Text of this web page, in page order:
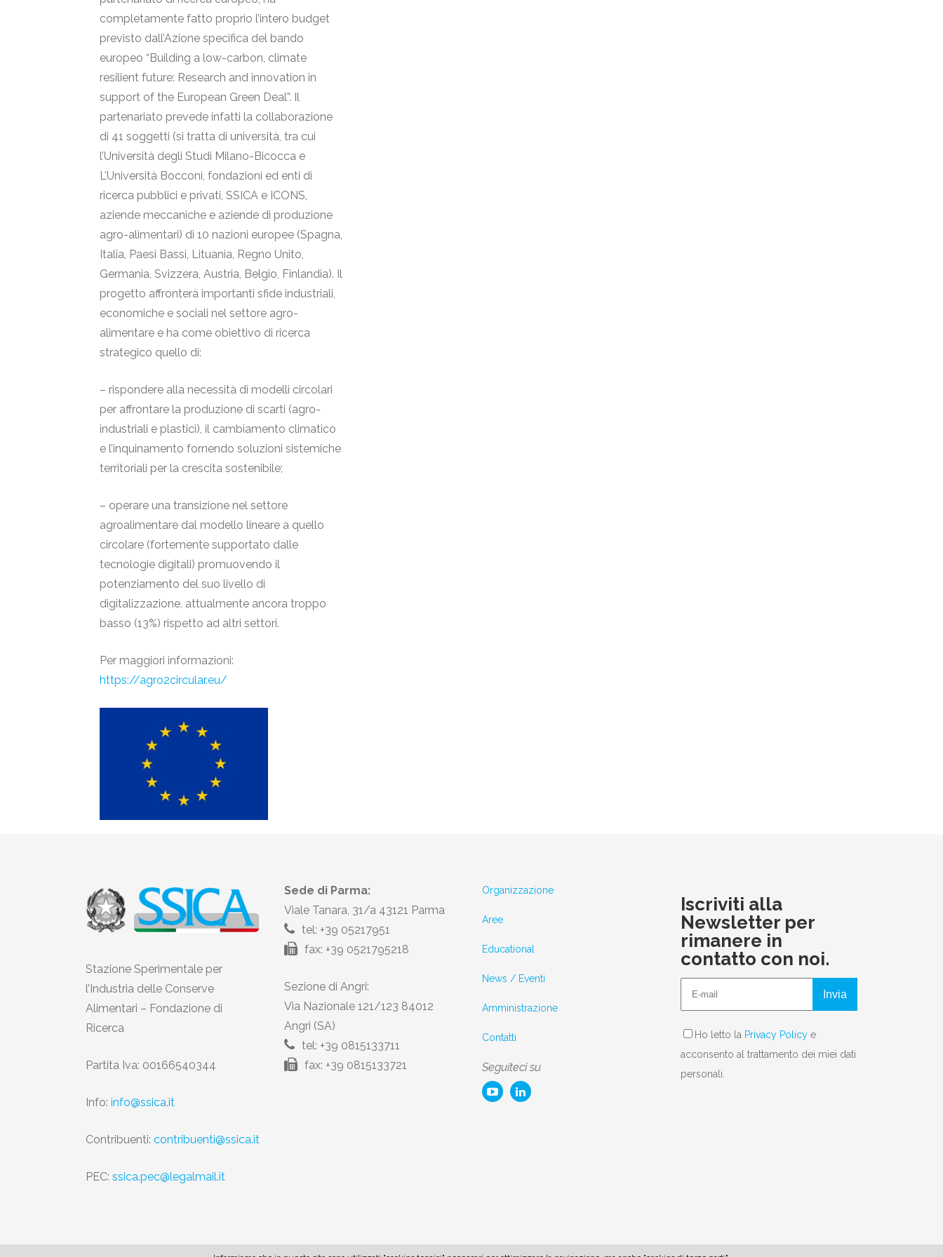
completamente fatto proprio l’intero budget
previsto dall’Azione specifica del bando
europeo “Building a low-carbon, climate
resilient future: Research and innovation in
support of the European Green Deal”. Il
partenariato prevede infatti la collaborazione
di 41 soggetti (si tratta di università, tra cui
l’Università degli Studi Milano-Bicocca e
L’Università Bocconi, fondazioni ed enti di
ricerca pubblici e privati, SSICA e ICONS,
aziende meccaniche e aziende di produzione
agro-alimentari) di 10 nazioni europee (Spagna,
Italia, Paesi Bassi, Lituania, Regno Unito,
Germania, Svizzera, Austria, Belgio, Finlandia). Il
progetto affronterà importanti sfide industriali,
economiche e sociali nel settore agro-
alimentare e ha come obiettivo di ricerca
strategico quello di:
– rispondere alla necessità di modelli circolari
per affrontare la produzione di scarti (agro-
industriali e plastici), il cambiamento climatico
e l’inquinamento fornendo soluzioni sistemiche
territoriali per la crescita sostenibile;
– operare una transizione nel settore
agroalimentare dal modello lineare a quello
circolare (fortemente supportato dalle
tecnologie digitali) promuovendo il
potenziamento del suo livello di
digitalizzazione, attualmente ancora troppo
basso (13%) rispetto ad altri settori.
Per maggiori informazioni:
https://agro2circular.eu/
Stazione Sperimentale per
l’Industria delle Conserve
Alimentari – Fondazione di
Ricerca
Partita Iva: 00166540344
Info: info@ssica.it
Contribuenti: contribuenti@ssica.it
PEC: ssica.pec@legalmail.it
Sede di Parma:
Viale Tanara, 31/a 43121 Parma
tel: +39 05217951
fax: +39 0521795218
Sezione di Angri:
Via Nazionale 121/123 84012
Angri (SA)
tel: +39 0815133711
fax: +39 0815133721
Organizzazione
Aree
Educational
News / Eventi
Amministrazione
Contatti
Seguiteci su
Iscriviti alla
Newsletter per
rimanere in
contatto con noi.
Invia
Ho letto la Privacy Policye
acconsento al trattamento dei miei dati
personali.